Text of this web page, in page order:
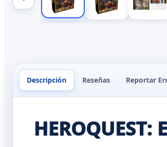
Descripción Reseñas Reportar
HEROQUEST: